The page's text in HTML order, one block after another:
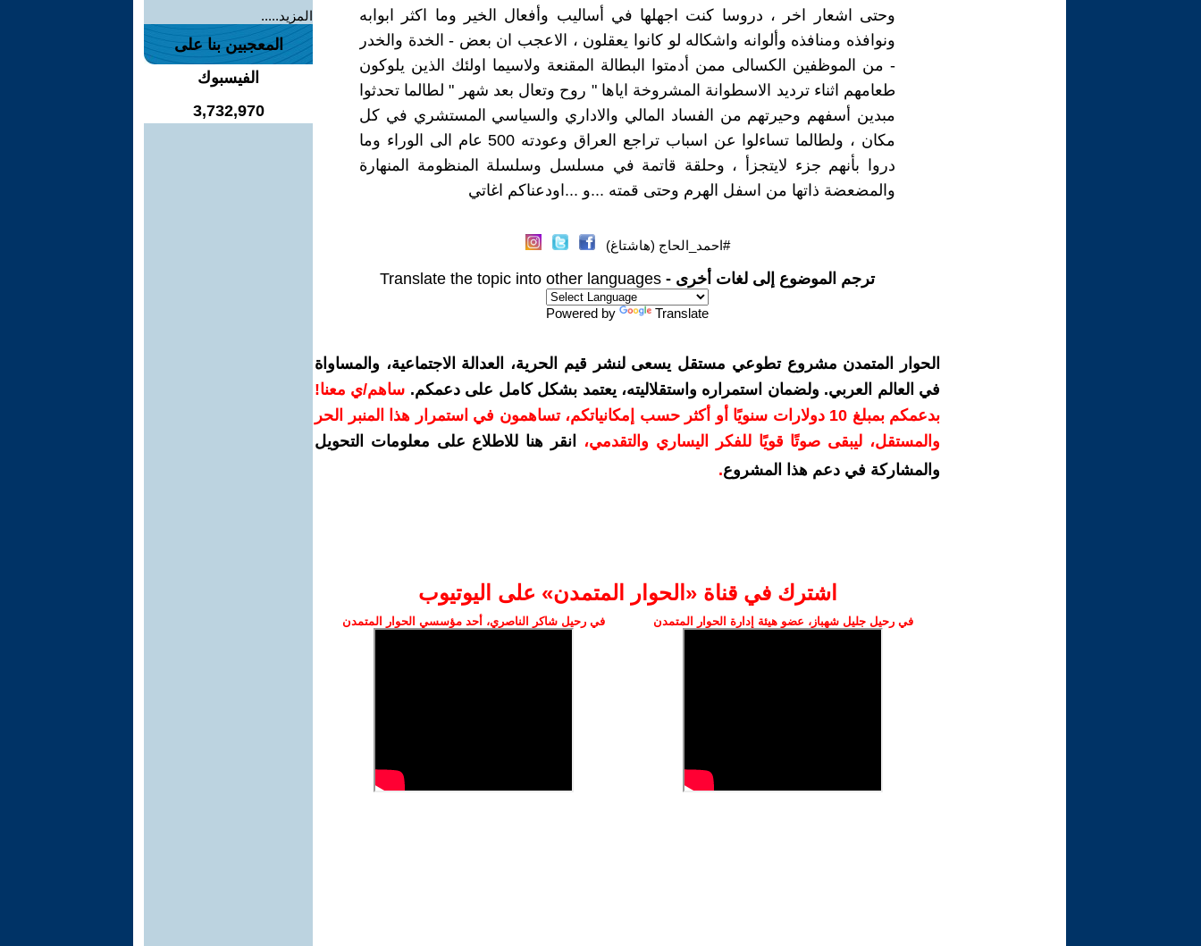
وحتى اشعار اخر ، دروسا كنت اجهلها في أساليب وأفعال الخير وما اكثر ابوابه
ونوافذه ومنافذه وألوانه واشكاله لو كانوا يعقلون ، الاعجب ان بعض - الخدة والخدر
- من الموظفين الكسالى ممن أدمتوا البطالة المقنعة ولاسيما اولئك الذين يلوكون
طعامهم اثناء ترديد الاسطوانة المشروخة اياها " روح وتعال بعد شهر " لطالما تحدثوا
مبدين أسفهم وحيرتهم من الفساد المالي والاداري والسياسي المستشري في كل
مكان ، ولطالما تساءلوا عن اسباب تراجع العراق وعودته 500 عام الى الوراء وما
دروا بأنهم جزء لايتجزأ ، وحلقة قاتمة في مسلسل وسلسلة المنظومة المنهارة
والمضعضة ذاتها من اسفل الهرم وحتى قمته ...و ...اودعناكم اغاتي
#احمد_الحاج (هاشتاغ)
ترجم الموضوع إلى لغات أخرى - Translate the topic into other languages
Powered by Translate
الحوار المتمدن مشروع تطوعي مستقل يسعى لنشر قيم الحرية، العدالة الاجتماعية، والمساواة
في العالم العربي. ولضمان استمراره واستقلاليته، يعتمد بشكل كامل على دعمكم. ساهم/ي معنا!
بدعمكم بمبلغ 10 دولارات سنويًا أو أكثر حسب إمكانياتكم، تساهمون في استمرار هذا المنبر الحر
والمستقل، ليبقى صوتًا قويًا للفكر اليساري والتقدمي،
انقر هنا للاطلاع على معلومات التحويل
والمشاركة في دعم هذا المشروع.
اشترك في قناة ‫«الحوار المتمدن» على اليوتيوب
في رحيل جليل شهباز، عضو هيئة إدارة الحوار المتمدن في رحيل شاكر الناصري، أحد مؤسسي الحوار المتمدن
المزيد.....
المعجبين بنا على
الفيسبوك
3,732,970